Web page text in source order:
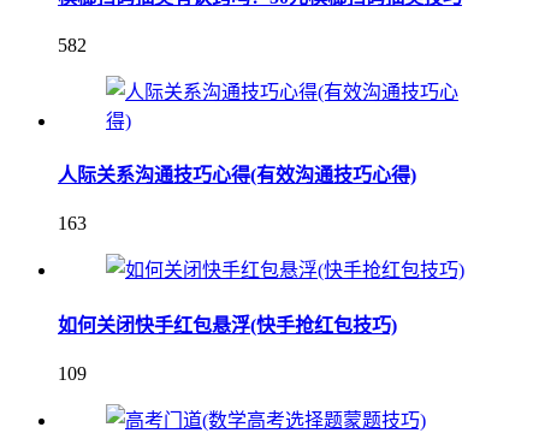
582
人际关系沟通技巧心得(有效沟通技巧心得)
163
如何关闭快手红包悬浮(快手抢红包技巧)
109